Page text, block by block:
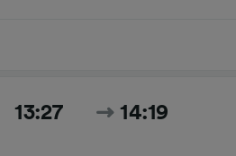
13:27 14:19